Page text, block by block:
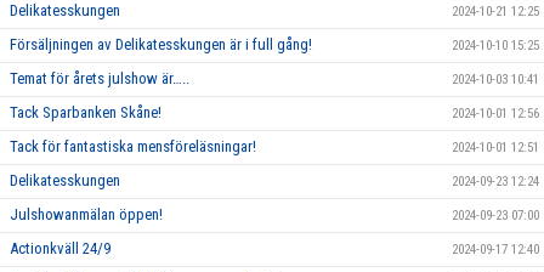
Delikatesskungen 2024-10-21 12:25
Försäljningen av Delikatesskungen är i full gång! 2024-10-10 15:25
Temat för årets julshow är….. 2024-10-03 10:41
Tack Sparbanken Skåne! 2024-10-01 12:56
Tack för fantastiska mensföreläsningar! 2024-10-01 12:51
Delikatesskungen 2024-09-23 12:24
Julshowanmälan öppen! 2024-09-23 07:00
Actionkväll 24/9 2024-09-17 12:40